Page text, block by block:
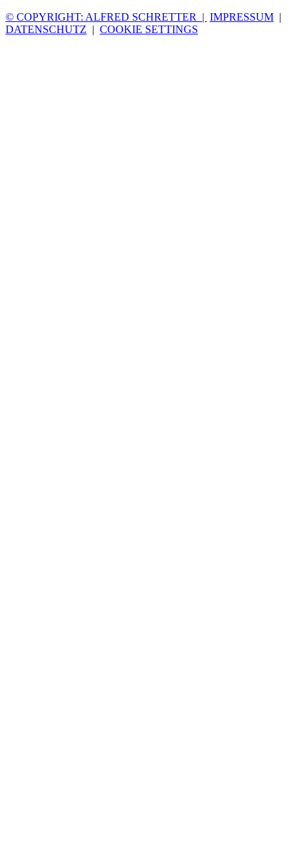
© COPYRIGHT: ALFRED SCHRETTER | IMPRESSUM |
DATENSCHUTZ | COOKIE SETTINGS